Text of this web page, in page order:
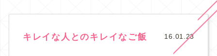
キレイな人とのキレイなご飯 16.01.23